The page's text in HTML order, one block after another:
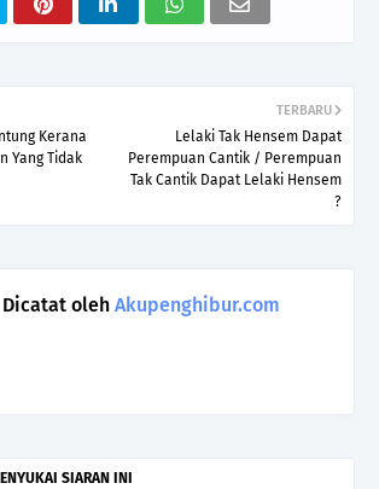
TERBARU
Lelaki Tak Hensem Dapat
Perempuan Cantik / Perempuan
Tak Cantik Dapat Lelaki Hensem
?
Kerana
Yang Tidak
Dicatat oleh Akupenghibur.com
SIARAN INI